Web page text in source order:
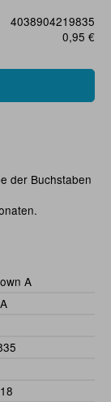
4038904219835
0,95 €
der Buchstaben
A